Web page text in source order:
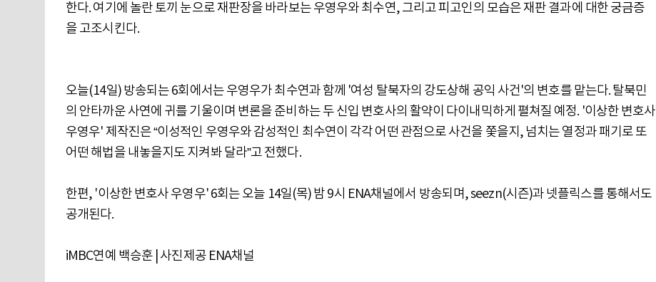
한다. 여기에 놀란 토끼 눈으로 재판장을 바라보는 우영우와 최수연, 그리고 피고인의 모습은 재판 결과에 대한 궁금증
을 고조시킨다.
오늘(14일) 방송되는 6회에서는 우영우가 최수연과 함께 '여성 탈북자의 강도상해 공익 사건'의 변호를 맡는다. 탈북민
의 안타까운 사연에 귀를 기울이며 변론을 준비하는 두 신입 변호사의 활약이 다이내믹하게 펼쳐질 예정. '이상한 변호사
우영우' 제작진은 “이성적인 우영우와 감성적인 최수연이 각각 어떤 관점으로 사건을 쫓을지, 넘치는 열정과 패기로 또
어떤 해법을 내놓을지도 지켜봐 달라”고 전했다.
한편, '이상한 변호사 우영우' 6회는 오늘 14일(목) 밤 9시 ENA채널에서 방송되며, seezn(시즌)과 넷플릭스를 통해서도
공개된다.
iMBC연예 백승훈 | 사진제공 ENA채널